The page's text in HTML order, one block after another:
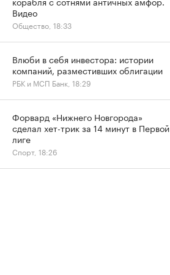
Видео
Общество, 18:33
Влюби в себя инвестора: истории
компаний, разместивших облигации
РБК и МСП Банк, 18:29
Форвард «Нижнего Новгорода»
сделал хет-трик за 14 минут в Первой
лиге
Спорт, 18:26